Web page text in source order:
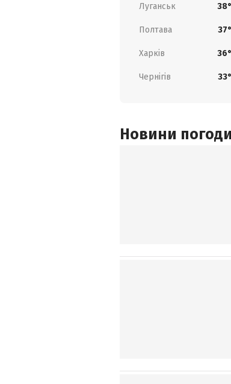
Луганськ 38°
Полтава 37°
Харків 36°
Чернігів 33°
Новини погоди